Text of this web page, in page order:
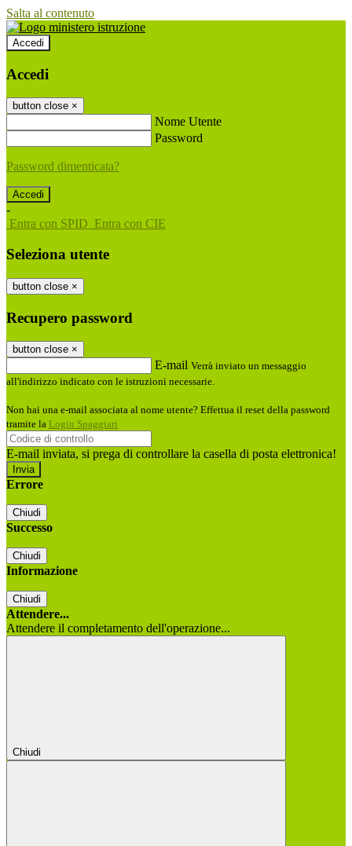
Salta al contenuto
Accedi
Accedi
button close ×
Nome Utente
Password
Password dimenticata?
-
Entra con SPID Entra con CIE
Seleziona utente
button close ×
Recupero password
button close ×
E-mail Verrà inviato un messaggio
all'indirizzo indicato con le istruzioni necessarie.
Non hai una e-mail associata al nome utente? Effettua il reset della password
tramite la Login Spaggiari
E-mail inviata, si prega di controllare la casella di posta elettronica!
Errore
Chiudi
Successo
Chiudi
Informazione
Chiudi
Attendere...
Attendere il completamento dell'operazione...
Chiudi